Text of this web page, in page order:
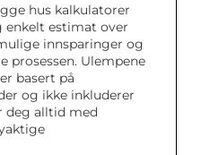
hus kalkulatorer
enkelt estimat over
innsparinger og
prosessen. Ulempene
basert på
og ikke inkluderer
deg alltid med